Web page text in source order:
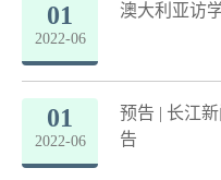
01
2022-06
澳大利亚访
01
2022-06
预告 | 长江
告